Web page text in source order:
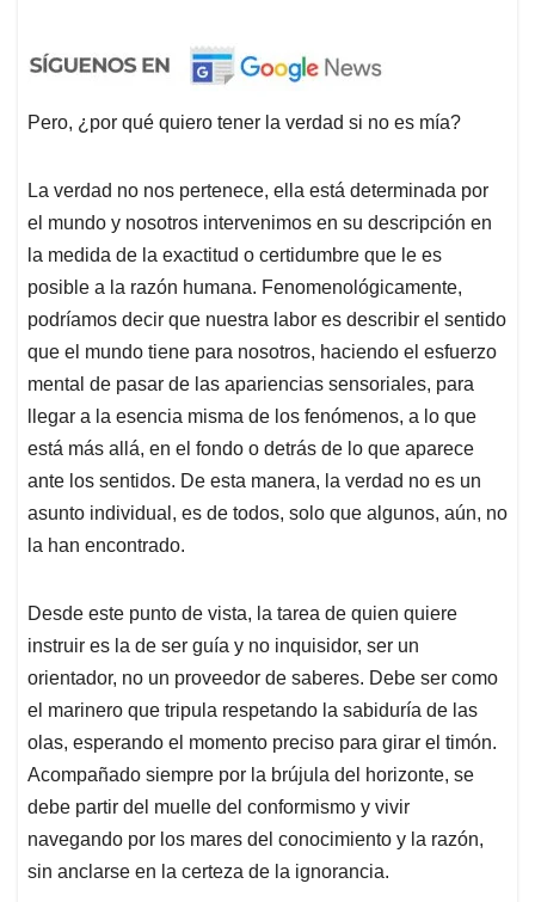
Pero, ¿por qué quiero tener la verdad si no es mía?
La verdad no nos pertenece, ella está determinada por
el mundo y nosotros intervenimos en su descripción en
la medida de la exactitud o certidumbre que le es
posible a la razón humana. Fenomenológicamente,
podríamos decir que nuestra labor es describir el sentido
que el mundo tiene para nosotros, haciendo el esfuerzo
mental de pasar de las apariencias sensoriales, para
llegar a la esencia misma de los fenómenos, a lo que
está más allá, en el fondo o detrás de lo que aparece
ante los sentidos. De esta manera, la verdad no es un
asunto individual, es de todos, solo que algunos, aún, no
la han encontrado.
Desde este punto de vista, la tarea de quien quiere
instruir es la de ser guía y no inquisidor, ser un
orientador, no un proveedor de saberes. Debe ser como
el marinero que tripula respetando la sabiduría de las
olas, esperando el momento preciso para girar el timón.
Acompañado siempre por la brújula del horizonte, se
debe partir del muelle del conformismo y vivir
navegando por los mares del conocimiento y la razón,
sin anclarse en la certeza de la ignorancia.